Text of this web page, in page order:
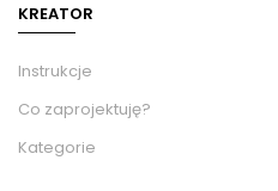
KREATOR
Instrukcje
Co zaprojektuję?
Kategorie